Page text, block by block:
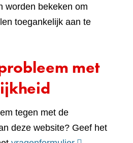
worden bekeken om
toegankelijk aan te
met
tegen met de
deze website? Geef het